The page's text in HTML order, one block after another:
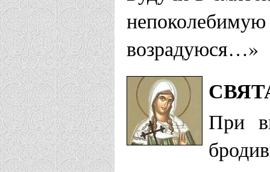
возрадуюся…»
При